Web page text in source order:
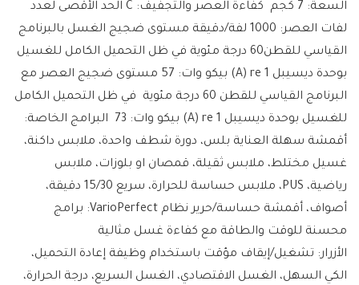
السعة: 7 كجم كفاءة العصر والتجفيف: C الحد الأقصى لعدد
لفات العصر: 1000 لفة/دقيقة مستوى ضجيج الغسل بالبرنامج
القياسي ‎للقطن60 درجة مئوية في ظل التحميل الكامل للغسيل
بوحدة ديسيبل ‎(A) re 1 بيكو وات: 57 مستوى ضجيج العصر مع
البرنامج القياسي للقطن 60 درجة مئوية في ظل التحميل الكامل
للغسيل بوحدة ديسيبل ‎(A) re 1 بيكو وات: ‎ 73 البرامج الخاصة:
أقمشة سهلة العناية بلس، دورة شطف واحدة، ملابس داكنة،
غسيل مختلط، ملابس ثقيلة، قمصان او بلوزات، ملابس
رياضية، PUS، ملابس حساسة للحرارة، سريع 15/30 دقيقة،
أصواف، أقمشة حساسة/حرير نظام VarioPerfect: برامج
محسنة للوقت والطاقة مع كفاءة غسل مثالية
الأزرار: تشغيل/إيقاف مؤقت باستخدام وظيفة إعادة التحميل،
الكي السهل، الغسل الاقتصادي، الغسل السريع، درجة الحرارة،